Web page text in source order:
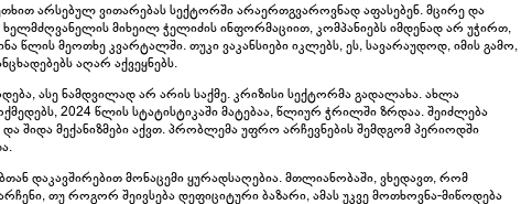
არსებულ ვითარებას სექტორში არაერთგვაროვნად აფასებენ. მცირე და
ხელმძღვანელის მიხეილ ჭელიძის ინფორმაციით, კომპანიებს იმდენად არ უჭირთ,
წლის მეოთხე კვარტალში. თუკი ვაკანსიები იკლებს, ეს, სავარაუდოდ, იმის გამო,
აღარ აქვეყნებს.
ასე ნამდვილად არ არის საქმე. კრიზისი სექტორმა გადალახა. ახლა
2024 წლის სტატისტიკაში მატებაა, წლიურ ჭრილში ზრდაა. შეიძლება
და შიდა მექანიზმები აქვთ. პრობლემა უფრო არჩევნების შემდგომ პერიოდში
დაკავშირებით მონაცემი ყურადსაღებია. მთლიანობაში, ვხედავთ, რომ
თუ როგორ შეივსება დეფიციტური ბაზარი, ამას უკვე მოთხოვნა-მიწოდება